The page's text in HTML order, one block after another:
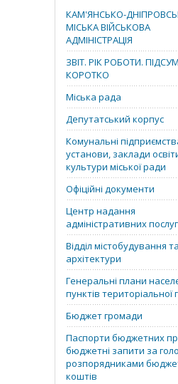
КАМ'ЯНСЬКО-
МІСЬКА ВІЙСЬКОВА
АДМІНІСТРАЦІЯ
ЗВІТ. РІК РОБОТИ.
КОРОТКО
Міська рада
Депутатський корпус
Комунальні
установи, заклади
культури міської ради
Офіційні документи
Центр надання
адміністративних
Відділ містобудування та
архітектури
Генеральні плани
пунктів територіальної
Бюджет громади
Паспорти бюджетних
бюджетні запити за
розпорядниками
коштів